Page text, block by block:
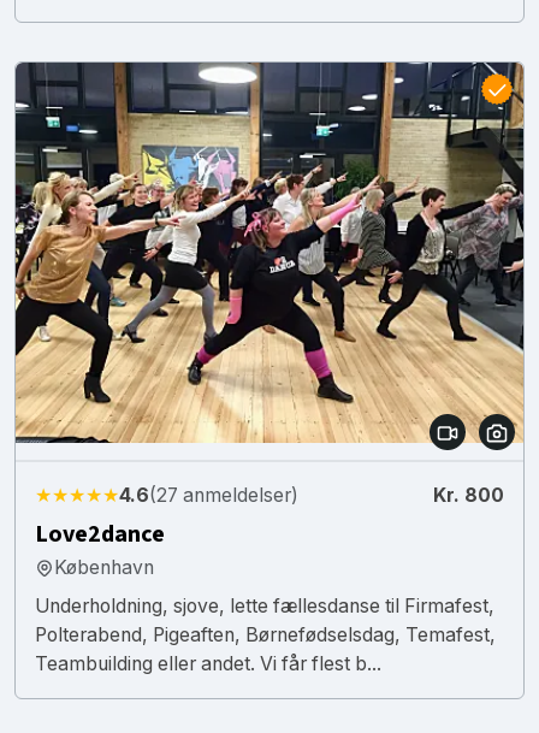
★★★★★4.6(27 anmeldelser) Kr. 800
Love2dance
København
Underholdning, sjove, lette fællesdanse til Firmafest,
Polterabend, Pigeaften, Børnefødselsdag, Temafest,
Teambuilding eller andet. Vi får flest b...